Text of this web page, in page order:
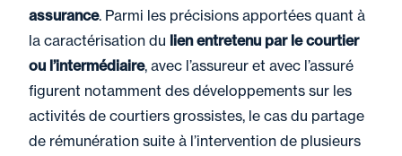
assurance. Parmi les précisions apportées quant à
la caractérisation du lien entretenu par le courtier
ou l’intermédiaire, avec l’assureur et avec l’assuré
figurent notamment des développements sur les
activités de courtiers grossistes, le cas du partage
de rémunération suite à l’intervention de plusieurs